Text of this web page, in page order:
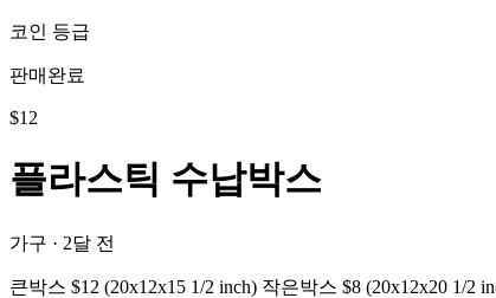
코인 등급
판매완료
$12
플라스틱 수납박스
가구 · 2달 전
큰박스 $12 (20x12x15 1/2 inch) 작은박스 $8 (20x12x20 1/2